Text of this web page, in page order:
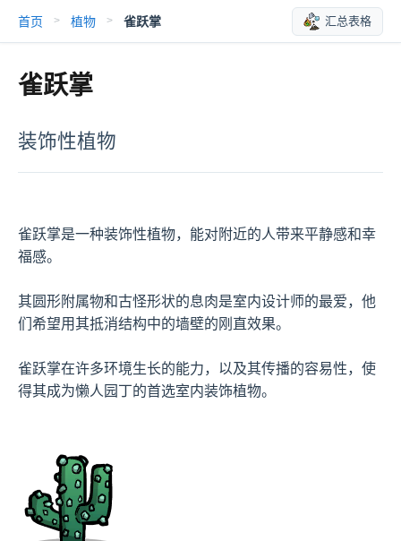
首页 > 植物 > 雀跃掌 汇总表格
雀跃掌
装饰性植物
雀跃掌是一种装饰性植物，能对附近的人带来平静感和幸
福感。
其圆形附属物和古怪形状的息肉是室内设计师的最爱，他
们希望用其抵消结构中的墙壁的刚直效果。
雀跃掌在许多环境生长的能力，以及其传播的容易性，使
得其成为懒人园丁的首选室内装饰植物。